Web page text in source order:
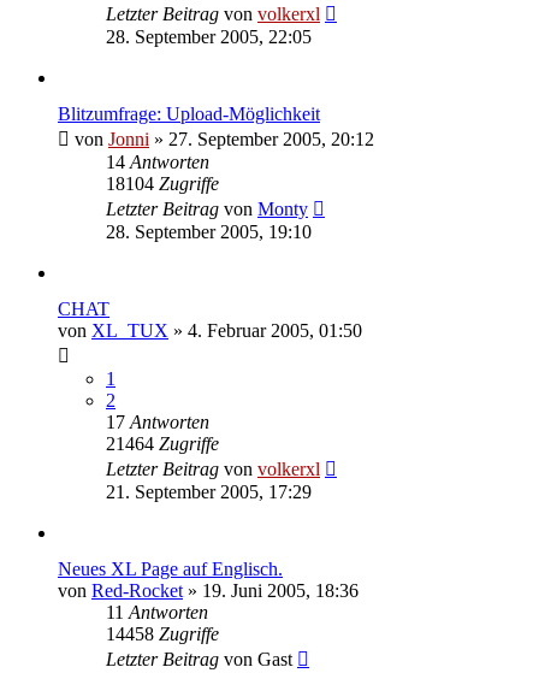
Letzter Beitrag von volkerxl
28. September 2005, 22:05
Blitzumfrage: Upload-Möglichkeit
von Jonni » 27. September 2005, 20:12
14 Antworten
18104 Zugriffe
Letzter Beitrag von Monty
28. September 2005, 19:10
CHAT
von XL_TUX » 4. Februar 2005, 01:50
1
2
17 Antworten
21464 Zugriffe
Letzter Beitrag von volkerxl
21. September 2005, 17:29
Neues XL Page auf Englisch.
von Red-Rocket » 19. Juni 2005, 18:36
11 Antworten
14458 Zugriffe
Letzter Beitrag von Gast